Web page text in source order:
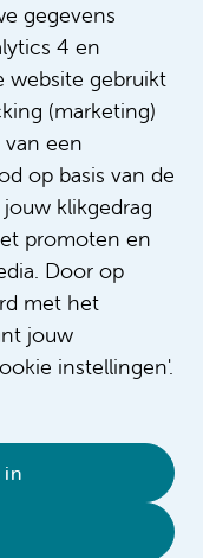
gegevens
4 en
website gebruikt
(marketing)
een
op basis van de
klikgedrag
promoten en
Door op
met het
jouw
instellingen'.
in
werken we
verpleegkundige
het hele team. Er
en persoonlijke
competentie,
ontwikkelen.